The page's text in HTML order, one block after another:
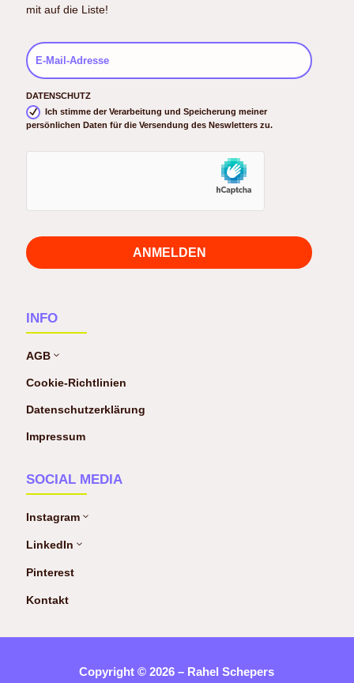
mit auf die Liste!
DATENSCHUTZ
Ich stimme der Verarbeitung und Speicherung meiner
persönlichen Daten für die Versendung des Neswletters zu.
ANMELDEN
INFO
AGB3
Cookie-Richtlinien
Datenschutzerklärung
Impressum
SOCIAL MEDIA
Instagram3
LinkedIn 3
Pinterest
Kontakt
Copyright © 2026 – Rahel Schepers